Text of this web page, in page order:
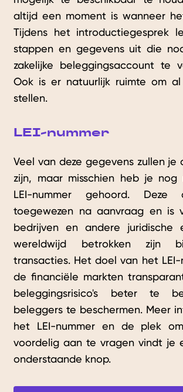
altijd een moment is wanneer
Tijdens het introductiegesprek
stappen en gegevens uit die
zakelijke beleggingsaccount te
Ook is er natuurlijk ruimte om
stellen.
LEI-nummer
Veel van deze gegevens zullen je
zijn, maar misschien heb je
LEI-nummer gehoord.
toegewezen na aanvraag en is
bedrijven en andere juridische
wereldwijd betrokken zijn
transacties. Het doel van het LEI-
de financiële markten
beleggingsrisico's beter te
beleggers te beschermen. Meer
het LEI-nummer en de plek
voordelig aan te vragen vindt je
onderstaande knop.